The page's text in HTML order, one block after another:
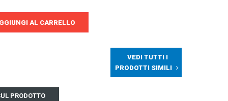
AL CARRELLO
VEDI TUTTI I
PRODOTTI SIMILI
PRODOTTO